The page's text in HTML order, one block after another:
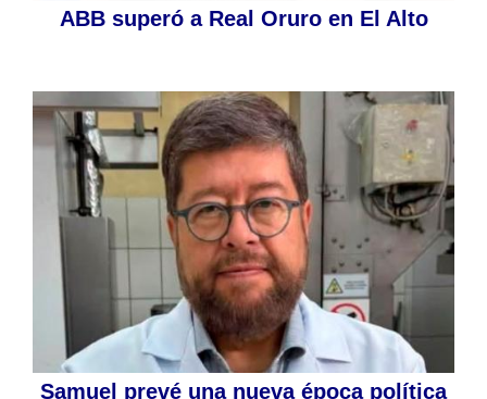
ABB superó a Real Oruro en El Alto
Samuel prevé una nueva época política